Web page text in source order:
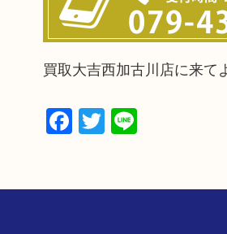
買取大吉西加古川店に来て
Facebook
Twitter
Line